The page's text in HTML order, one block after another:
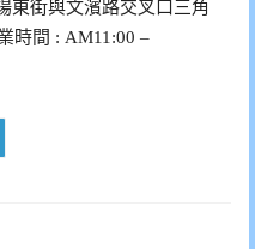
街與文濱路交叉口三角
時間 : AM11:00 –